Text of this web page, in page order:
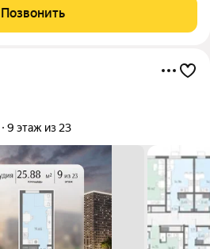
25.89 кв. м. Квартира с чистовой
Позвонить
9 этаж из 23